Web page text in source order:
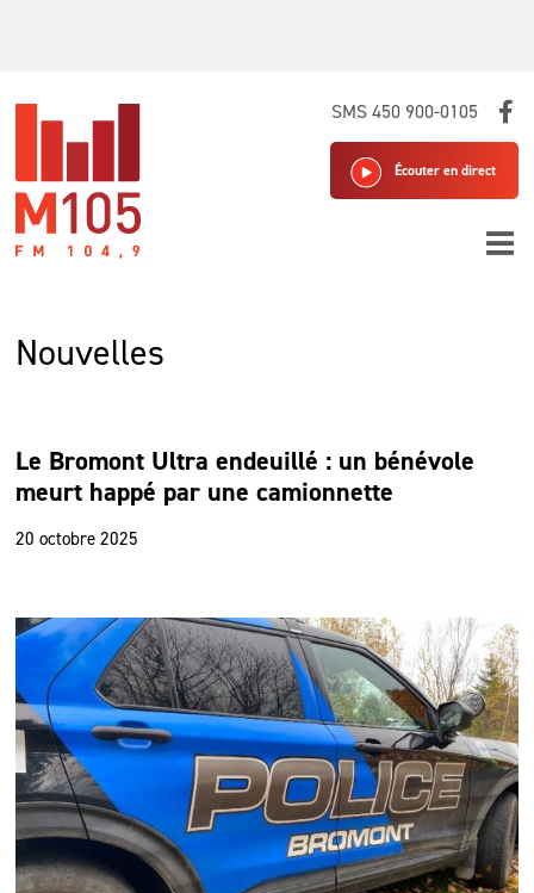
SMS 450 900-0105
Écouter en direct
Nouvelles
Le Bromont Ultra endeuillé : un bénévole
meurt happé par une camionnette
20 octobre 2025